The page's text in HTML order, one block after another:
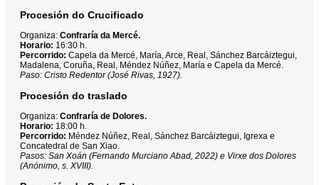
Procesión do Crucificado
Organiza: Confraría da Mercé.
Horario: 16:30 h.
Percorrido: Capela da Mercé, María, Arce, Real, Sánchez Barcáiztegui,
Madalena, Coruña, Real, Méndez Núñez, María e Capela da Mercé.
Paso: Cristo Redentor (José Rivas, 1927).
Procesión do traslado
Organiza: Confraría de Dolores.
Horario: 18:00 h.
Percorrido: Méndez Núñez, Real, Sánchez Barcáiztegui, Igrexa e
Concatedral de San Xiao.
Pasos: San Xoán (Fernando Murciano Abad, 2022) e Virxe dos Dolores
(Anónimo, s. XVIII).